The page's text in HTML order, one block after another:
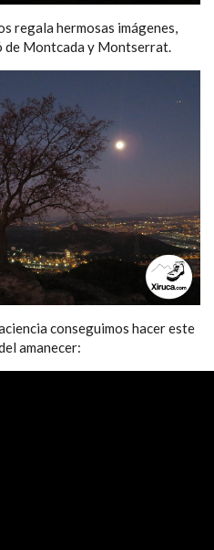
regala hermosas imágenes,
de Montcada y Montserrat.
conseguimos hacer este
amanecer: